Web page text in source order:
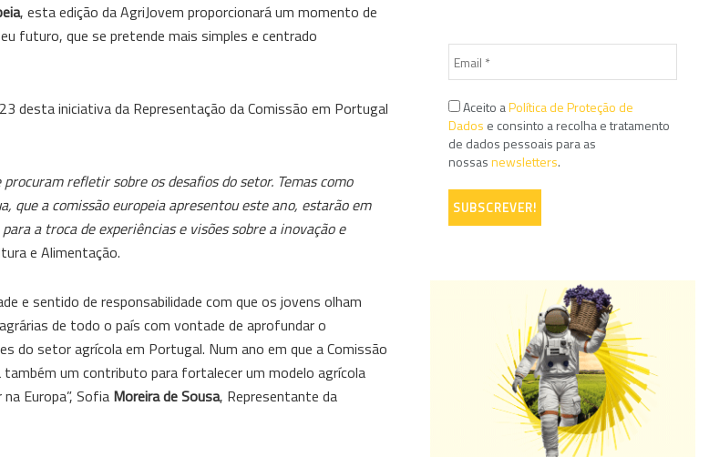
, esta edição da AgriJovem proporcionará um momento de
futuro, que se pretende mais simples e centrado
desta iniciativa da Representação da Comissão em Portugal
refletir sobre os desafios do setor. Temas como
que a comissão europeia apresentou este ano, estarão em
a troca de experiências e visões sobre a inovação e
e Alimentação.
e sentido de responsabilidade com que os jovens olham
de todo o país com vontade de aprofundar o
do setor agrícola em Portugal. Num ano em que a Comissão
um contributo para fortalecer um modelo agrícola
Europa”, Sofia Moreira de Sousa, Representante da
Aceito aPolítica de Proteção de
Dados e consinto a recolha e tratamento
de dados pessoais para as
nossasnewsletters.